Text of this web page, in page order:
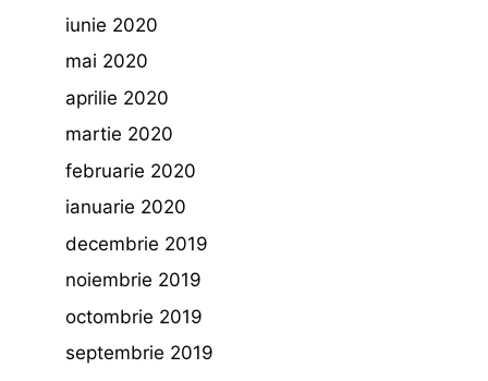
iunie 2020
mai 2020
aprilie 2020
martie 2020
februarie 2020
ianuarie 2020
decembrie 2019
noiembrie 2019
octombrie 2019
septembrie 2019